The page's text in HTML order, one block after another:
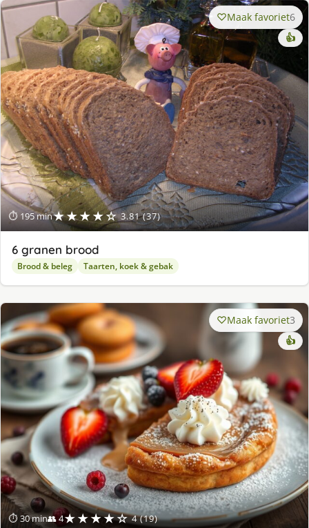
⏱ 195 min★★★★☆ 3.81 (37)
Maak favoriet6
👍
6 granen brood
Brood & beleg Taarten, koek & gebak
⏱ 30 min👥 4★★★★☆ 4 (19)
Maak favoriet3
👍